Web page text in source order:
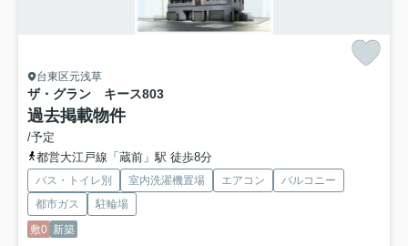
台東区元浅草
ザ・グラン キース803
過去掲載物件
/予定
都営大江戸線「蔵前」駅 徒歩8分
バス・トイレ別 室内洗濯機置場 エアコン
バルコニー
都市ガス
駐輪場
敷0 新築